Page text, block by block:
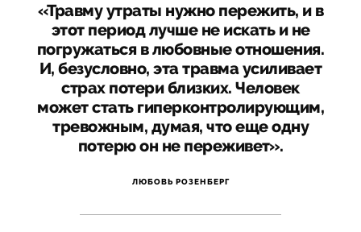
«Травму утраты нужно пережить, и в
этот период лучше не искать и не
погружаться в любовные отношения.
И, безусловно, эта травма усиливает
страх потери близких. Человек
может стать гиперконтролирующим,
тревожным, думая, что еще одну
потерю он не переживет».
ЛЮБОВЬ РОЗЕНБЕРГ